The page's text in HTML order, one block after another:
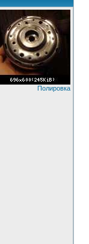
Полировка